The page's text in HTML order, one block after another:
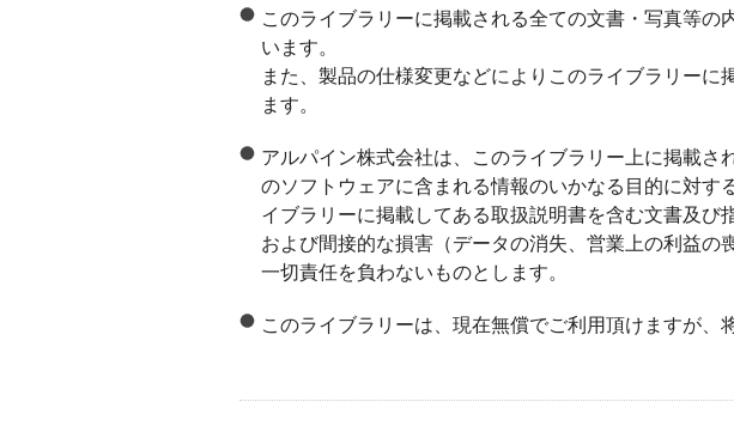
このライブラリーに掲載される全ての文書・写真等
います。
また、製品の仕様変更などによりこのライブラリー
ます。
アルパイン株式会社は、このライブラリー上に掲載
のソフトウェアに含まれる情報のいかなる目的に対
イブラリーに掲載してある取扱説明書を含む文書及
および間接的な損害（データの消失、営業上の利益
一切責任を負わないものとします。
このライブラリーは、現在無償でご利用頂けますが、